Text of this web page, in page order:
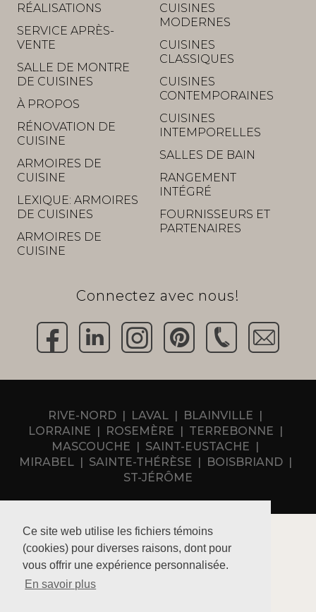
Ce site web utilise les fichiers témoins
(cookies) pour diverses raisons, dont pour
vous offrir une expérience personnalisée.
En savoir plus
RÉALISATIONS
SERVICE APRÈS-
VENTE
SALLE DE MONTRE
DE CUISINES
À PROPOS
RÉNOVATION DE
CUISINE
ARMOIRES DE
CUISINE
LEXIQUE: ARMOIRES
DE CUISINES
ARMOIRES DE
CUISINE
CUISINES
MODERNES
CUISINES
CLASSIQUES
CUISINES
CONTEMPORAINES
CUISINES
INTEMPORELLES
SALLES DE BAIN
RANGEMENT
INTÉGRÉ
FOURNISSEURS ET
PARTENAIRES
Connectez avec nous!
RIVE-NORD LAVAL
BLAINVILLE
LORRAINE
ROSEMÈRE
TERREBONNE
MASCOUCHE
SAINT-EUSTACHE
MIRABEL
SAINTE-THÉRÈSE
BOISBRIAND
ST-JÉRÔME
Politique de confidentialité
RBQ 5731-6994-01